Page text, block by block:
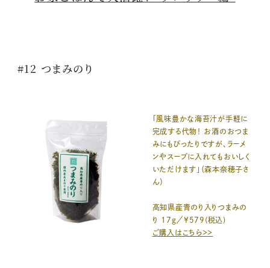
#12 つまみのり
「風味豊かな海苔汁が手軽に
完成する代物！ お酒のおつま
みにもぴったりですが、ラーメ
ンやスープに入れてもおいしく
いただけます」（森本奈穂子さ
ん）
高知県産青のり入りつまみの
り 17g／¥579(税込)
ご購入はこちら＞＞